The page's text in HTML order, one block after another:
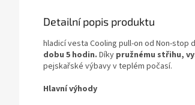
Detailní popis produktu
hladicí vesta Cooling pull-on od Non-stop
dobu 5 hodin. Díky pružnému střihu,
pejskařské výbavy v teplém počasí.
Hlavní výhody